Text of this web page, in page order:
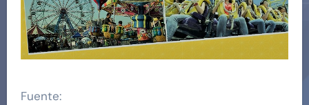
Fuente: